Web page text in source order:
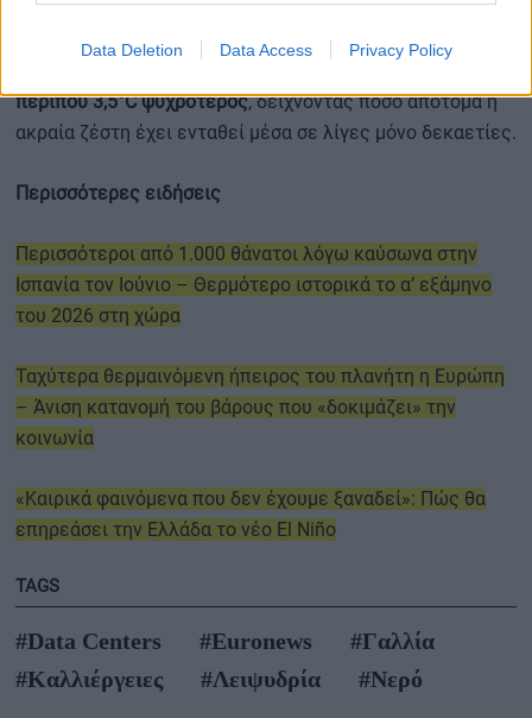
Data Deletion Data Access Privacy Policy
Οι ερευνητές διαπίστωσαν ότι
ένας παρόμοιος
περίπου 3,5°C ψυχρότερος, δείχνοντας πόσο απότομα η
ακραία ζέστη έχει ενταθεί μέσα σε λίγες μόνο δεκαετίες.
Περισσότερες ειδήσεις
Περισσότεροι από 1.000 θάνατοι λόγω καύσωνα στην
Ισπανία τον Ιούνιο – Θερμότερο ιστορικά το α’ εξάμηνο
του 2026 στη χώρα
Ταχύτερα θερμαινόμενη ήπειρος του πλανήτη η Ευρώπη
– Άνιση κατανομή του βάρους που «δοκιμάζει» την
κοινωνία
«Καιρικά φαινόμενα που δεν έχουμε ξαναδεί»: Πώς θα
επηρεάσει την Ελλάδα το νέο El Niño
TAGS
#Data Centers #Euronews
#Γαλλία
#Καλλιέργειες
#Λειψυδρία #Νερό